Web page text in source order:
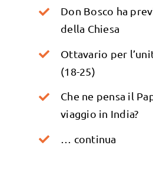
Don Bosco ha
della Chiesa
Ottavario per
(18-25)
Che ne pensa il
viaggio in India?
… continua